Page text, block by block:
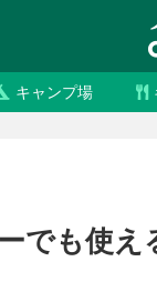
キャンプ場
でも使